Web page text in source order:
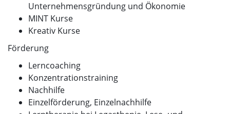
Unternehmensgründung und Ökonomie
MINT Kurse
Kreativ Kurse
Förderung
Lerncoaching
Konzentrationstraining
Nachhilfe
Einzelförderung, Einzelnachhilfe